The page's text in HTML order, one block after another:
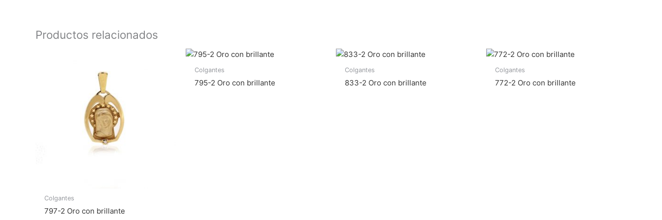
Productos relacionados
Colgantes
797-2 Oro con brillante
Colgantes
795-2 Oro con brillante
Colgantes
833-2 Oro con brillante
Colgantes
772-2 Oro con brillante